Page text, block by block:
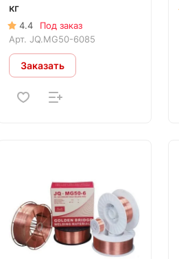
кг
4.4
Под заказ
Арт. JQ.MG50-6085
Заказать